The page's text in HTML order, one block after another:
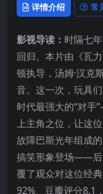
详情介绍 常
影视导读： 时隔七
回归。本片由《瓦
顿执导，汤姆·汉克
音。这一次，玩具
时代最强大的“对
上主角之位，让这
故障巴斯光年组成
搞笑形象登场——后
覆了观众对这位经
92%、豆瓣评分8.1